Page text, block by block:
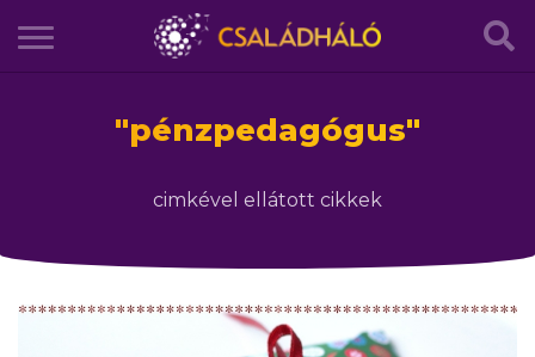
"pénzpedagógus"
cimkével ellátott cikkek